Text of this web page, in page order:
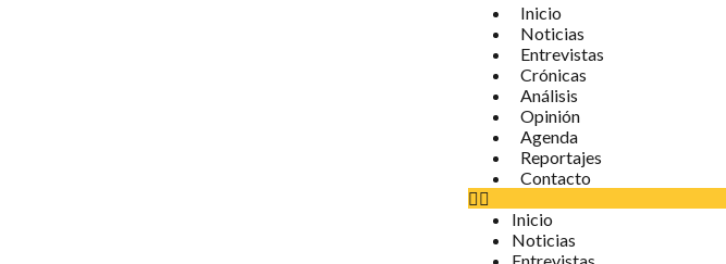
Inicio
Noticias
Entrevistas
Crónicas
Análisis
Opinión
Agenda
Reportajes
Contacto
Inicio
Noticias
Entrevistas